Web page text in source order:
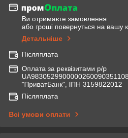
Ви отримаєте замовлення
або гроші повернуться на вашу
Детальніше
Післяплата
Оплата за реквізитами р/р
"ПриватБанк", ІПН 3159822012
Післяплата
Всі умови оплати